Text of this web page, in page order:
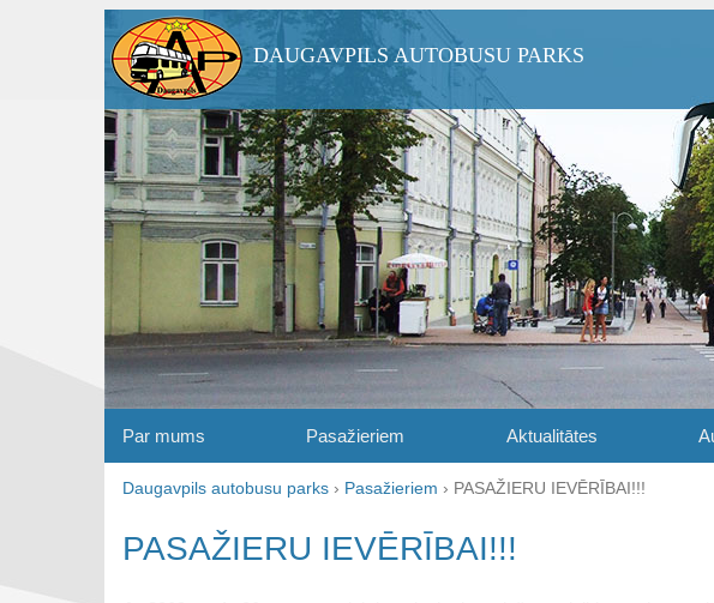
DAUGAVPILS AUTOBUSU PARKS
Par mums Pasažieriem Aktualitātes
Daugavpils autobusu parks › Pasažieriem › PASAŽIERU IEVĒRĪBAI!!!
PASAŽIERU IEVĒRĪBAI!!!